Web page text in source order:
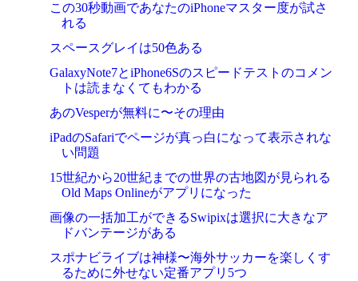
この30秒動画であなたのiPhoneマスター度が試さ
れる
スペースグレイは50色ある
GalaxyNote7とiPhone6Sのスピードテストのコメン
トは読まなくてもわかる
あのVesperが無料に〜その理由
iPadのSafariでページが真っ白になって表示されな
い問題
15世紀から20世紀までの世界の古地図が見られる
Old Maps Onlineがアプリになった
画像の一括加工ができるSwipixは選択に大きなア
ドバンテージがある
スポナビライブは神様〜海外サッカーを楽しくす
るために外せない定番アプリ5つ